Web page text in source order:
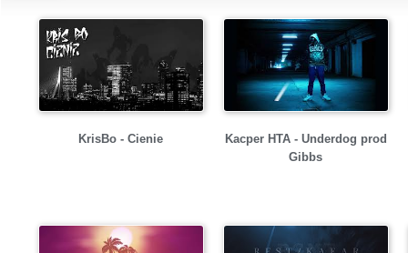
KrisBo - Cienie
Kacper HTA - Underdog prod
Gibbs